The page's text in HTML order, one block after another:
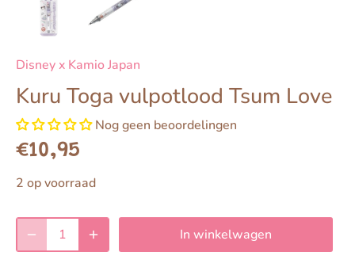
Disney x Kamio Japan
Kuru Toga vulpotlood Tsum Love
Nog geen beoordelingen
€10,95
2 op voorraad
In winkelwagen